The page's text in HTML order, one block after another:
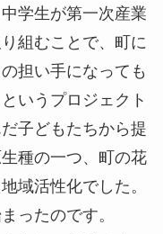
学生が第一次産業
組むことで、町に
担い手になっても
いうプロジェクト
子どもたちから提
種の一つ、町の花
域活性化でした。
ったのです。